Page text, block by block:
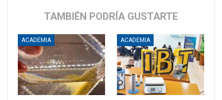
TAMBIÉN PODRÍA GUSTARTE
ACADEMIA ACADEMIA